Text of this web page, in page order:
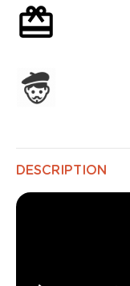
DESCRIPTION